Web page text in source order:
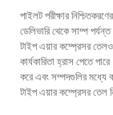
পাইলট পরীক্ষার
ডেলিভারি থেকে সাম্প
টাইপ এয়ার কম্প্রেসর তেলও
কার্যকারিতা হ্রাস পেতে
করে এবং সম্পদগুলির মধ্যে
টাইপ এয়ার কম্প্রেসর তেল